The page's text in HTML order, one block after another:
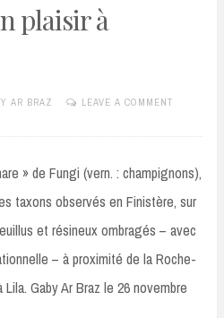
plaisir à
AR BRAZ LEAVE A COMMENT
» de Fungi (vern. : champignons),
taxons observés en Finistère, sur
et résineux ombragés – avec
– à proximité de la Roche-
Gaby Ar Braz le 26 novembre